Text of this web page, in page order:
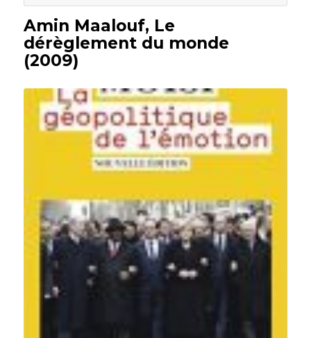
Amin Maalouf, Le
dérèglement du monde
(2009)